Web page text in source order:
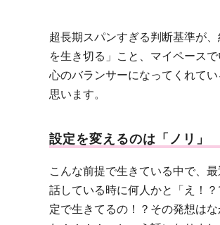
超長期スパンすぎる判断基準が
を生き切る」こと、マイペース
心のバランサーになってくれて
思います。
設定を変えるのは「ノリ」
こんな前提で生きている中で、
話している時に何人かと「え！
定で生きてるの！？その発想は